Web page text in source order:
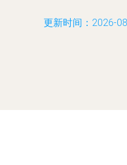
更新时间：2026-